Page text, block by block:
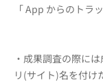
「 App からのトラ
・成果調査の際に
リ(サイト)名を付け